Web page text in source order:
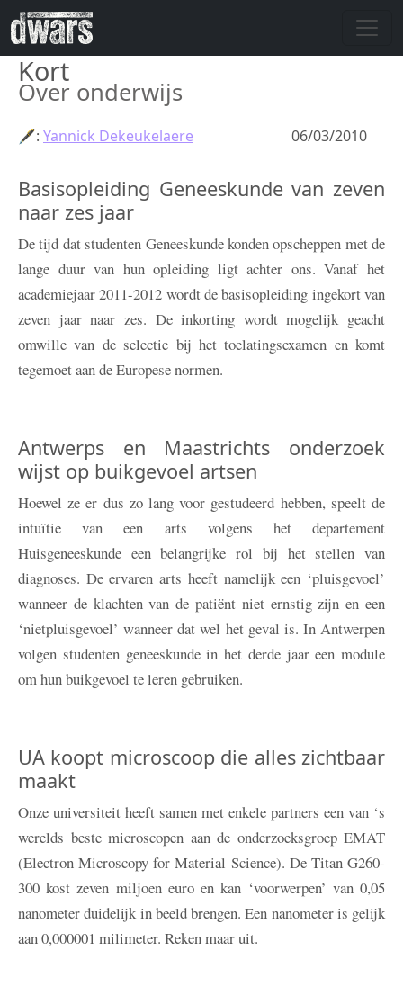
Skip to main content
Kort
Over onderwijs
06/03/2010
🖋: Yannick Dekeukelaere
Basisopleiding Geneeskunde van zeven
naar zes jaar
De tijd dat studenten Geneeskunde konden opscheppen met de
lange duur van hun opleiding ligt achter ons. Vanaf het
academiejaar 2011-2012 wordt de basisopleiding ingekort van
zeven jaar naar zes. De inkorting wordt mogelijk geacht
omwille van de selectie bij het toelatingsexamen en komt
tegemoet aan de Europese normen.
Antwerps en Maastrichts onderzoek
wijst op buikgevoel artsen
Hoewel ze er dus zo lang voor gestudeerd hebben, speelt de
intuïtie van een arts volgens het departement
Huisgeneeskunde een belangrijke rol bij het stellen van
diagnoses. De ervaren arts heeft namelijk een ‘pluisgevoel’
wanneer de klachten van de patiënt niet ernstig zijn en een
‘nietpluisgevoel’ wanneer dat wel het geval is. In Antwerpen
volgen studenten geneeskunde in het derde jaar een module
om hun buikgevoel te leren gebruiken.
UA koopt microscoop die alles zichtbaar
maakt
Onze universiteit heeft samen met enkele partners een van ‘s
werelds beste microscopen aan de onderzoeksgroep EMAT
(Electron Microscopy for Material Science). De Titan G260-
300 kost zeven miljoen euro en kan ‘voorwerpen’ van 0,05
nanometer duidelijk in beeld brengen. Een nanometer is gelijk
aan 0,000001 milimeter. Reken maar uit.